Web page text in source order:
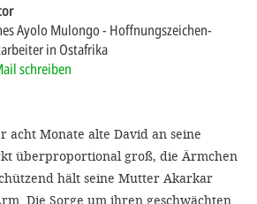
Ayolo Mulongo Hoffnungszeichen-
in Ostafrika
schreiben
acht Monate alte David an seine
überproportional groß, die Ärmchen
hält seine Mutter Akarkar
Die Sorge um ihren geschwächten
Sie
Impressum
ALLEN